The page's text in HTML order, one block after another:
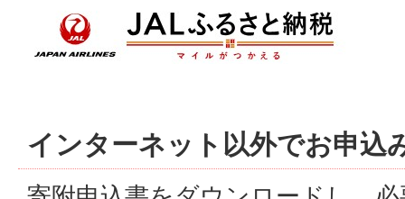
インターネット以外でお申込